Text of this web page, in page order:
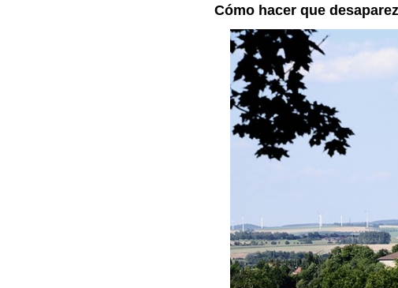
Cómo hacer que